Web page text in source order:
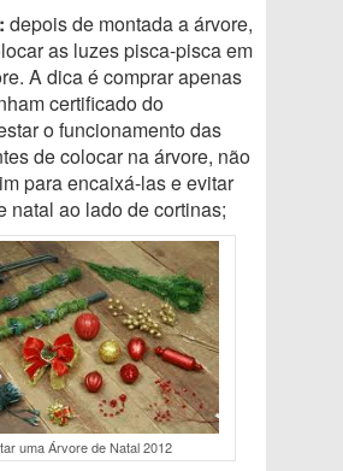
depois de montada a árvore,
as luzes pisca-pisca em
A dica é comprar apenas
certificado do
o funcionamento das
de colocar na árvore, não
para encaixá-las e evitar
natal ao lado de cortinas;
uma Árvore de Natal 2012